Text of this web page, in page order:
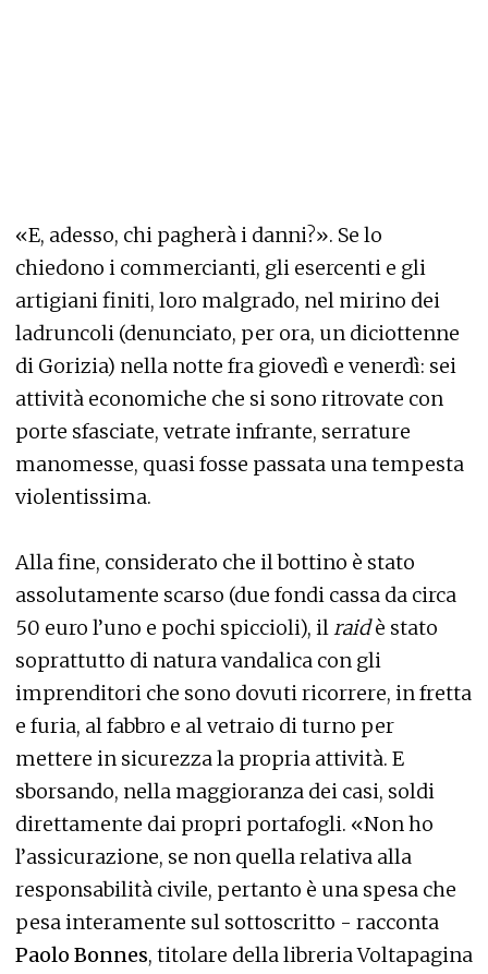
«E, adesso, chi pagherà i danni?». Se lo
chiedono i commercianti, gli esercenti e gli
artigiani finiti, loro malgrado, nel mirino dei
ladruncoli (denunciato, per ora, un diciottenne
di Gorizia) nella notte fra giovedì e venerdì: sei
attività economiche che si sono ritrovate con
porte sfasciate, vetrate infrante, serrature
manomesse, quasi fosse passata una tempesta
violentissima.
Alla fine, considerato che il bottino è stato
assolutamente scarso (due fondi cassa da circa
50 euro l’uno e pochi spiccioli), ilraidè stato
soprattutto di natura vandalica con gli
imprenditori che sono dovuti ricorrere, in fretta
e furia, al fabbro e al vetraio di turno per
mettere in sicurezza la propria attività. E
sborsando, nella maggioranza dei casi, soldi
direttamente dai propri portafogli. «Non ho
l’assicurazione, se non quella relativa alla
responsabilità civile, pertanto è una spesa che
pesa interamente sul sottoscritto - racconta
Paolo Bonnes, titolare della libreria Voltapagina